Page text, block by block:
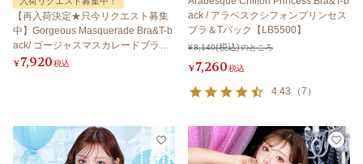
【再入荷決定★只今リクエスト募集
中】Gorgeous Masquerade Bra&T-b
ack/ ゴージャスマスカレードブラ＆T
バック 【LB5500】
¥7,920税込
ack / アラベスクシフォンプリンセス
ブラ＆Tバック【LB5500】
¥8,140 のところ
¥7,260税込
4.43 （7 ）